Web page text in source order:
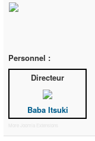
Personnel :
Directeur
Baba Itsuki
More Joomla Extensions